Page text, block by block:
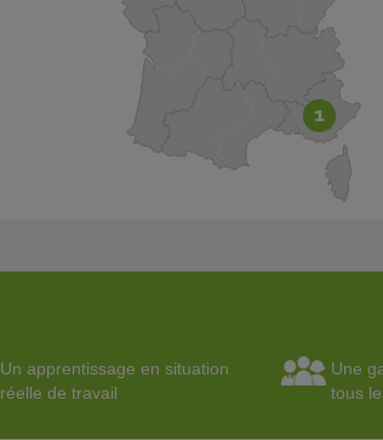
1
Un apprentissage en situation
réelle de travail
Une
tous